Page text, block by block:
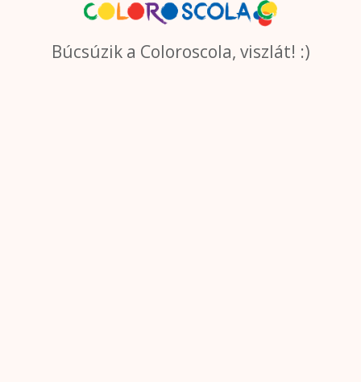
Búcsúzik a Coloroscola, viszlát! :)